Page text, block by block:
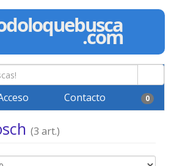
Contacto 0
(3 art.)